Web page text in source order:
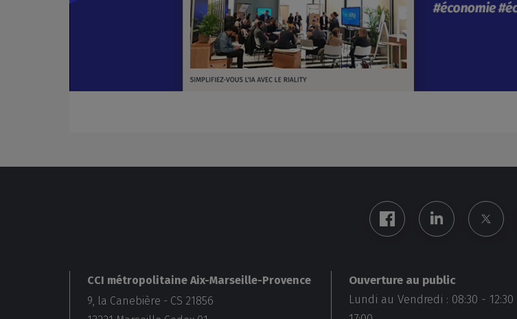
CCI métropolitaine Aix-Marseille-Provence
9, la Canebière - CS 21856
Ouverture au public
Lundi au Vendredi : 08:30 - 12:30